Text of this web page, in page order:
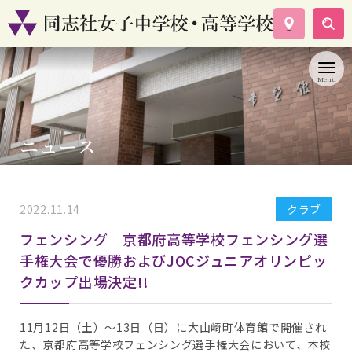
学校案内
コース紹介
学校生活
入試情報
資料請求
ニュース
2022.11.14 クラブ
フェンシング 京都府高等学校フェンシング選
手権大会で優勝およびJOCジュニアオリンピッ
クカップ出場決定!!
11月12日（土）～13日（日）に大山崎町体育館で開催され
た、京都府高等学校フェンシング選手権大会において、本校